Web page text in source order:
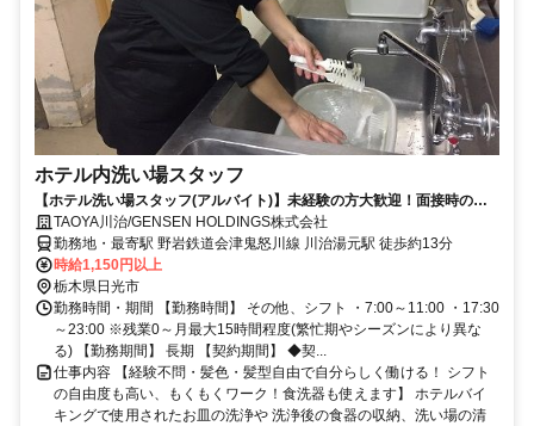
ホテル内洗い場スタッフ
【ホテル洗い場スタッフ(アルバイト)】未経験の方大歓迎！面接時の履
歴書不要/シフト相談OK
TAOYA川治/GENSEN HOLDINGS株式会社
勤務地・最寄駅 野岩鉄道会津鬼怒川線 川治湯元駅 徒歩約13分
時給1,150円以上
栃木県日光市
勤務時間・期間 【勤務時間】 その他、シフト ・7:00～11:00 ・17:30
～23:00 ※残業0～月最大15時間程度(繁忙期やシーズンにより異な
る) 【勤務期間】 長期 【契約期間】 ◆契...
仕事内容 【経験不問・髪色・髪型自由で自分らしく働ける！ シフト
の自由度も高い、もくもくワーク！食洗器も使えます】 ホテルバイ
キングで使用されたお皿の洗浄や 洗浄後の食器の収納、洗い場の清